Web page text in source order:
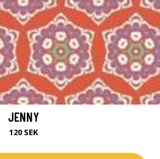
JENNY
120 SEK